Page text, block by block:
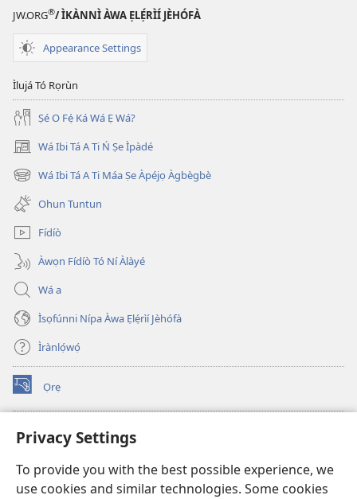
Privacy Settings
To provide you with the best possible experience, we
use cookies and similar technologies. Some cookies
JW.ORG®/ ÌKÀNNÌ ÀWA ẸLẸ́RÌÍ JÈHÓFÀ
Appearance Settings
Ìlujá Tó Rọrùn
Ṣé O Fẹ́ Ká Wá Ẹ Wá?
Wá Ibi Tá A Ti Ń Ṣe Ìpàdé
(opens
new
window)
Wá Ibi Tá A Ti Máa Ṣe Àpéjọ Àgbègbè
(opens
new
window)
Ohun Tuntun
Fídíò
Àwọn Fídíò Tó Ní Àlàyé
Wá a
Ìsọfúnni Nípa Àwa Ẹlẹ́rìí Jèhófà
Ìrànlọ́wọ́
Ọrẹ
(opens
new
ÀKÁ ÌWÉ ORÍ ÍŃTÁNẸ́Ẹ̀TÌ TI Watchtower™
(opens
window)JW Hub
(opens
new